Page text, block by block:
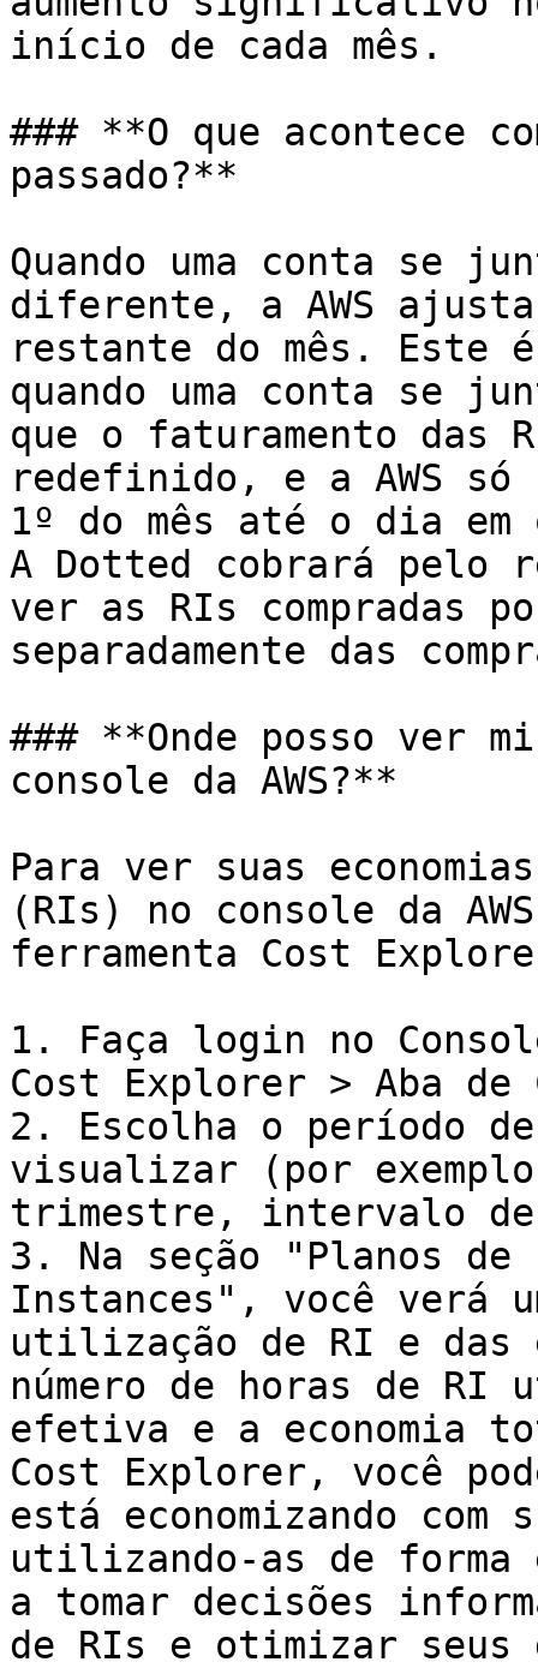
início de cada mês.
### **O que acontece
passado?**
Quando uma conta se
diferente, a AWS
restante do mês. Este
quando uma conta se
que o faturamento das
redefinido, e a AWS
1º do mês até o dia
A Dotted cobrará pelo
ver as RIs compradas
separadamente das
### **Onde posso ver
console da AWS?**
Para ver suas
(RIs) no console da
ferramenta Cost
1. Faça login no
Cost Explorer > Aba de
2. Escolha o período
visualizar (por
trimestre, intervalo
3. Na seção "Planos de
Instances", você verá
utilização de RI e das
número de horas de
efetiva e a economia
Cost Explorer, você
está economizando com
utilizando-as de
a tomar decisões
de RIs e otimizar seus